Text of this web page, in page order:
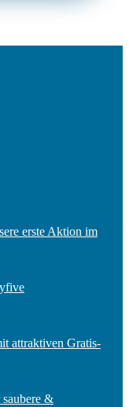
erste Aktion im
attraktiven Gratis-
&